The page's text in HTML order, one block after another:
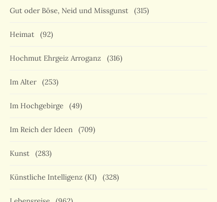
Gut oder Böse, Neid und Missgunst (315)
Heimat (92)
Hochmut Ehrgeiz Arroganz (316)
Im Alter (253)
Im Hochgebirge (49)
Im Reich der Ideen (709)
Kunst (283)
Künstliche Intelligenz (KI) (328)